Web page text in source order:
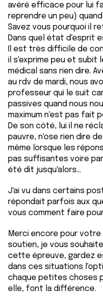
avéré efficace pour lui
reprendre un peu)
Savez vous pourquoi il
Dans quel état d'esprit
Il est très difficile de
il s'exprime peu et subit
médical sans rien dire.
au rdv de mardi, nous
professeur qui le suit
passives quand nous
maximum n'est pas fait
De son côté, lui il ne
pauvre, n'ose rien dire
même lorsque les
pas suffisantes voire
été dit jusqu'alors...
J'ai vu dans certains
répondait parfois aux
vous comment faire
Merci encore pour
soutien, je vous
cette épreuve, gardez
dans ces situations
chaque petites choses
elle, font la différence.